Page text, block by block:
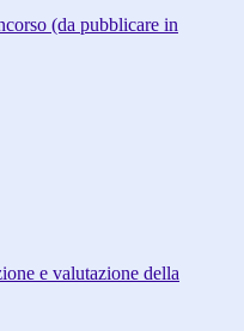
(da pubblicare in
e valutazione della